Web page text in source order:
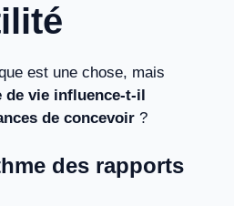
est une chose, mais
de vie influence-t-il
de concevoir ?
des rapports